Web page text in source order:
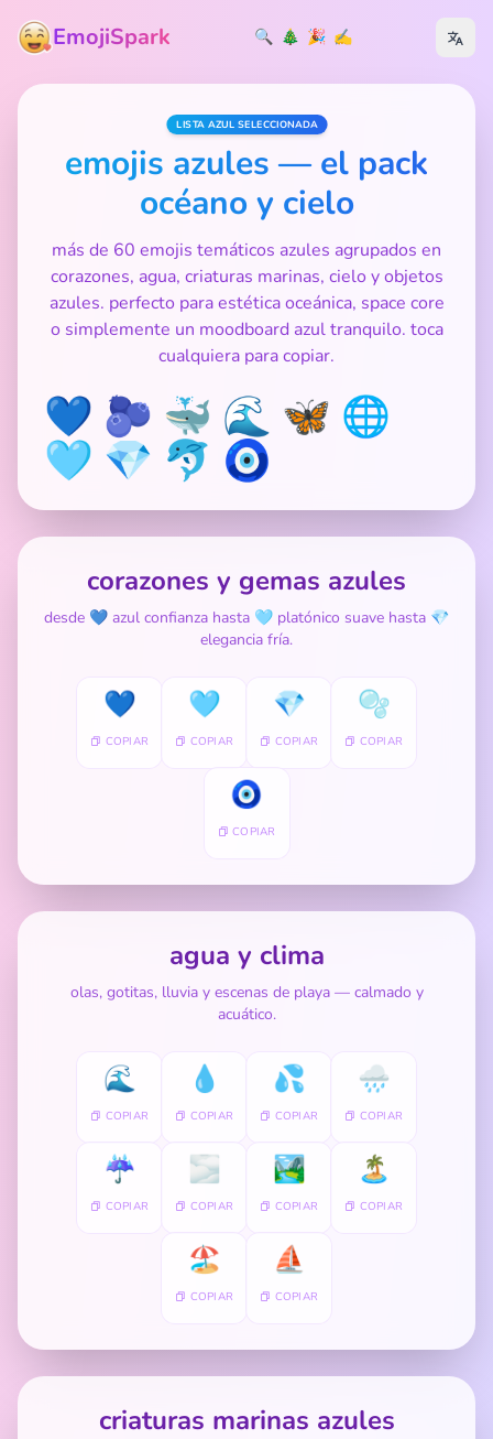
EmojiSpark 🔍 🎄 🎉 ✍️
LISTA AZUL SELECCIONADA
emojis azules — el pack
océano y cielo
más de 60 emojis temáticos azules agrupados en
corazones, agua, criaturas marinas, cielo y objetos
azules. perfecto para estética oceánica, space core
o simplemente un moodboard azul tranquilo. toca
cualquiera para copiar.
💙 🫐 🐳 🌊 🦋 🌐
🩵 💎 🐬 🧿
corazones y gemas azules
desde 💙 azul confianza hasta 🩵 platónico suave hasta 💎
elegancia fría.
💙
COPIAR
🩵
COPIAR
💎
COPIAR
🫧
COPIAR
🧿
COPIAR
agua y clima
olas, gotitas, lluvia y escenas de playa — calmado y
acuático.
🌊
COPIAR
💧
COPIAR
💦
COPIAR
🌧️
COPIAR
☔
COPIAR
🌫️
COPIAR
🏞️
COPIAR
🏝️
COPIAR
🏖️
COPIAR
⛵
COPIAR
criaturas marinas azules